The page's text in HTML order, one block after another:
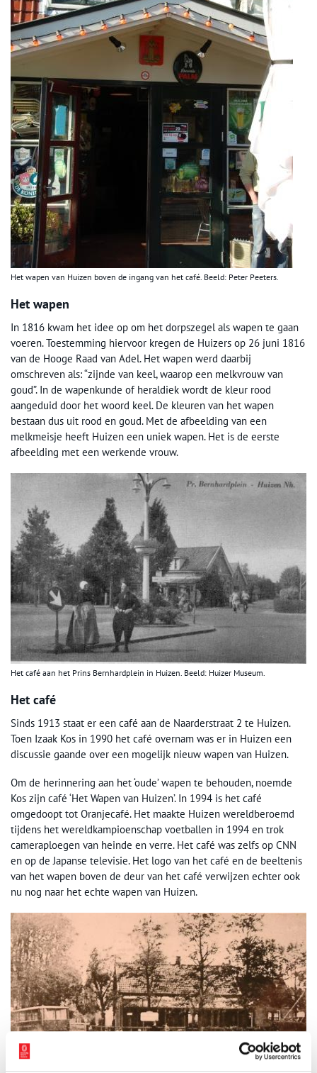
Het wapen van Huizen boven de ingang van het café. Beeld: Peter Peeters.
Het wapen
In 1816 kwam het idee op om het dorpszegel als wapen te gaan
voeren. Toestemming hiervoor kregen de Huizers op 26 juni 1816
van de Hooge Raad van Adel. Het wapen werd daarbij
omschreven als: “zijnde van keel, waarop een melkvrouw van
goud”. In de wapenkunde of heraldiek wordt de kleur rood
aangeduid door het woord keel. De kleuren van het wapen
bestaan dus uit rood en goud. Met de afbeelding van een
melkmeisje heeft Huizen een uniek wapen. Het is de eerste
afbeelding met een werkende vrouw.
Het café aan het Prins Bernhardplein in Huizen. Beeld: Huizer Museum.
Het café
Sinds 1913 staat er een café aan de Naarderstraat 2 te Huizen.
Toen Izaak Kos in 1990 het café overnam was er in Huizen een
discussie gaande over een mogelijk nieuw wapen van Huizen.
Om de herinnering aan het ‘oude’ wapen te behouden, noemde
Kos zijn café ‘Het Wapen van Huizen’. In 1994 is het café
omgedoopt tot Oranjecafé. Het maakte Huizen wereldberoemd
tijdens het wereldkampioenschap voetballen in 1994 en trok
cameraploegen van heinde en verre. Het café was zelfs op CNN
en op de Japanse televisie. Het logo van het café en de beeltenis
van het wapen boven de deur van het café verwijzen echter ook
nu nog naar het echte wapen van Huizen.